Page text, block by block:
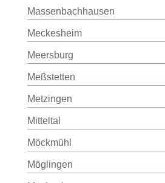
Massenbachhausen
Meckesheim
Meersburg
Meßstetten
Metzingen
Mitteltal
Möckmühl
Möglingen